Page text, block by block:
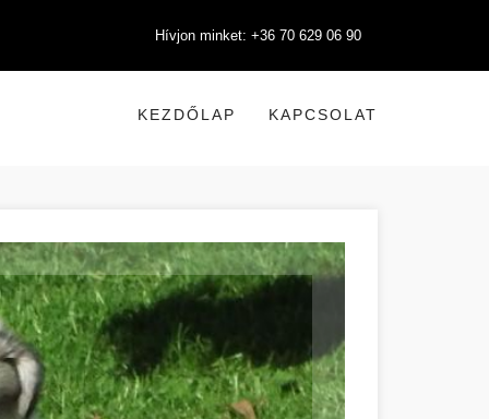
Hívjon minket: +36 70 629 06 90
KEZDŐLAP KAPCSOLAT